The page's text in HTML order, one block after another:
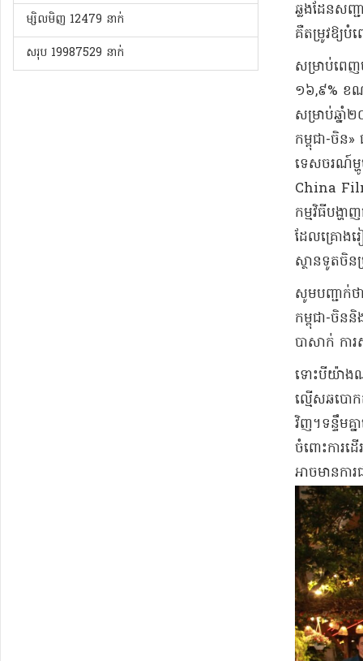
ម្សិលមិញ 12479 នាក់
សរុប 19987529 នាក់
ឆ្លងដែនសញ្
គឺតម្រូវឱ្យ
សម្រាប់ពេ
១៦,៩% ខ
សម្រាប់ឆ្ន
កម្ពុជា-ចិន»
ទេសចរណ៍ម្ហូ
China
កម្មវិធីបង្ហ
ដែលគ្រោង
ស្ថានទូតចិន
សូមបញ្ជាក់ថ
កម្ពុជា-ចិន
បាសាក់ កា
ទោះបីយ៉ាងណ
ល្មើសឆបោ
វិញ។ទន្ទឹមគ្ន
ចំពោះការដ
អាចមានកា